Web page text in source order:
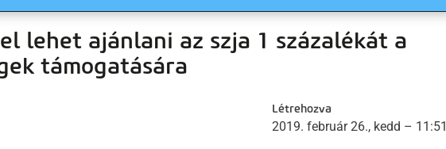
lehet ajánlani az szja 1 százalékát a
támogatására
Létrehozva
2019. február 26., kedd – 11:51